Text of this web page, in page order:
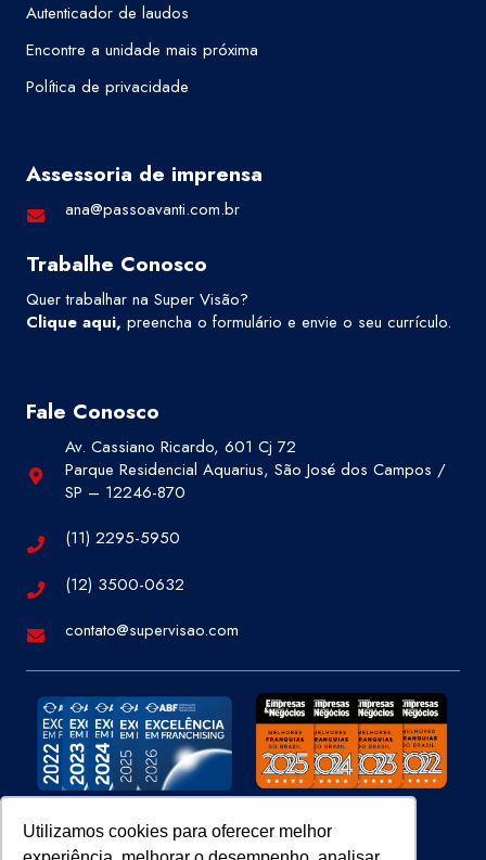
Utilizamos cookies para oferecer melhor
Autenticador de laudos
Encontre a unidade mais próxima
Política de privacidade
Assessoria de imprensa
ana@passoavanti.com.br
Trabalhe Conosco
Quer trabalhar na Super Visão?
Clique aqui, preencha o formulário e envie o seu currículo.
Fale Conosco
Av. Cassiano Ricardo, 601 Cj 72
Parque Residencial Aquarius, São José dos Campos /
SP – 12246-870
(11) 2295-5950
(12) 3500-0632
contato@supervisao.com